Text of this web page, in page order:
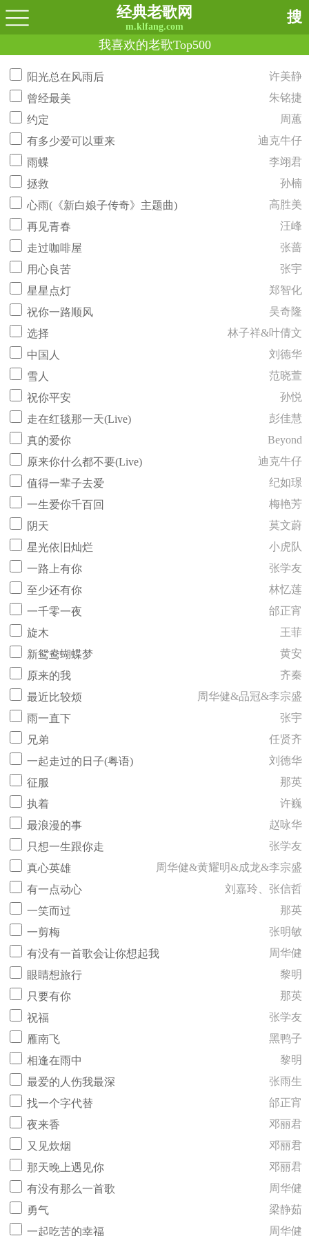
经典老歌网
m.klfang.com
搜
我喜欢的老歌Top500
阳光总在风雨后
许美静
曾经最美
朱铭捷
约定
周蕙
有多少爱可以重来
迪克牛仔
雨蝶
李翊君
拯救
孙楠
心雨(《新白娘子传奇》主题曲)
高胜美
再见青春
汪峰
走过咖啡屋
张蔷
用心良苦
张宇
星星点灯
郑智化
祝你一路顺风
吴奇隆
选择
林子祥&叶倩文
中国人
刘德华
雪人
范晓萱
祝你平安
孙悦
走在红毯那一天(Live)
彭佳慧
真的爱你
Beyond
原来你什么都不要(Live)
迪克牛仔
值得一辈子去爱
纪如璟
一生爱你千百回
梅艳芳
阴天
莫文蔚
星光依旧灿烂
小虎队
一路上有你
张学友
至少还有你
林忆莲
一千零一夜
邰正宵
旋木
王菲
新鸳鸯蝴蝶梦
黄安
原来的我
齐秦
最近比较烦
周华健&品冠&李宗盛
雨一直下
张宇
兄弟
任贤齐
一起走过的日子(粤语)
刘德华
征服
那英
执着
许巍
最浪漫的事
赵咏华
只想一生跟你走
张学友
真心英雄
周华健&黄耀明&成龙&李宗盛
有一点动心
刘嘉玲、张信哲
一笑而过
那英
一剪梅
张明敏
有没有一首歌会让你想起我
周华健
眼睛想旅行
黎明
只要有你
那英
祝福
张学友
雁南飞
黑鸭子
相逢在雨中
黎明
最爱的人伤我最深
张雨生
找一个字代替
邰正宵
夜来香
邓丽君
又见炊烟
邓丽君
那天晚上遇见你
邓丽君
有没有那么一首歌
周华健
勇气
梁静茹
一起吃苦的幸福
周华健